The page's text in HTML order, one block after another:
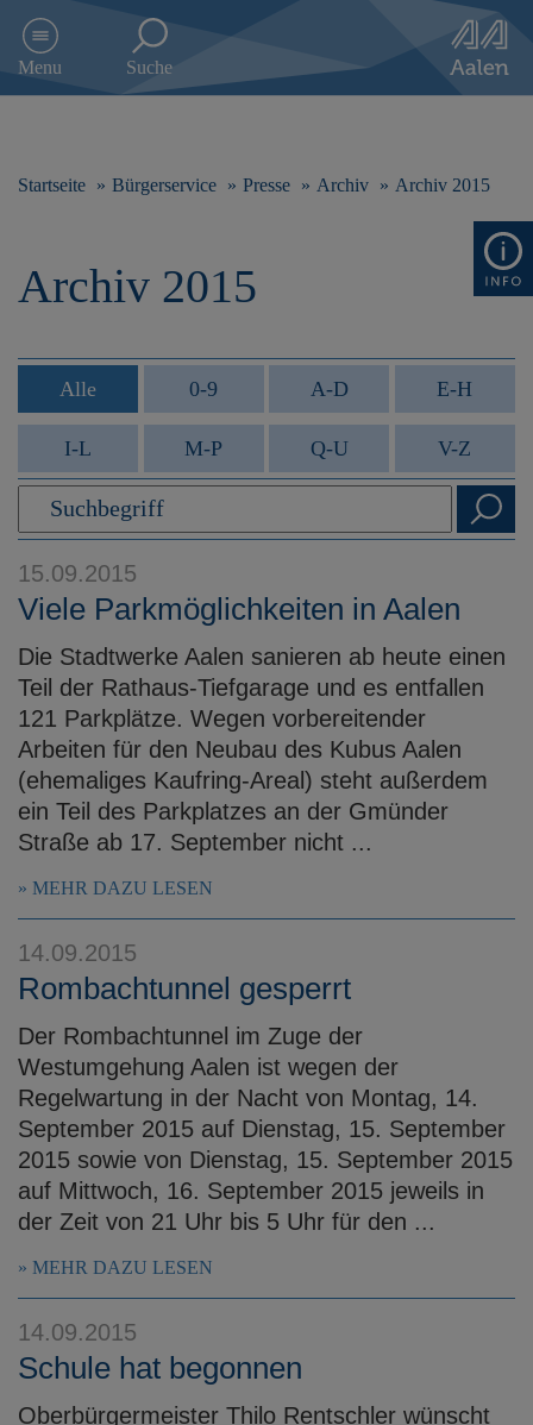
e
h
p
Menu Suche
Startseite Bürgerservice Presse Archiv Archiv 2015
Archiv 2015
Alle 0-9 A-D E-H
I-L M-P Q-U V-Z
15.09.2015
Viele Parkmöglichkeiten in Aalen
Die Stadtwerke Aalen sanieren ab heute einen
Teil der Rathaus-Tiefgarage und es entfallen
121 Parkplätze. Wegen vorbereitender
Arbeiten für den Neubau des Kubus Aalen
(ehemaliges Kaufring-Areal) steht außerdem
ein Teil des Parkplatzes an der Gmünder
Straße ab 17. September nicht ...
MEHR DAZU LESEN
14.09.2015
Rombachtunnel gesperrt
Der Rombachtunnel im Zuge der
Westumgehung Aalen ist wegen der
Regelwartung in der Nacht von Montag, 14.
September 2015 auf Dienstag, 15. September
2015 sowie von Dienstag, 15. September 2015
auf Mittwoch, 16. September 2015 jeweils in
der Zeit von 21 Uhr bis 5 Uhr für den ...
MEHR DAZU LESEN
14.09.2015
Schule hat begonnen
Oberbürgermeister Thilo Rentschler wünscht